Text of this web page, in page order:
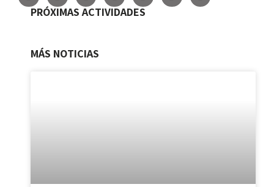
PRÓXIMAS ACTIVIDADES
MÁS NOTICIAS